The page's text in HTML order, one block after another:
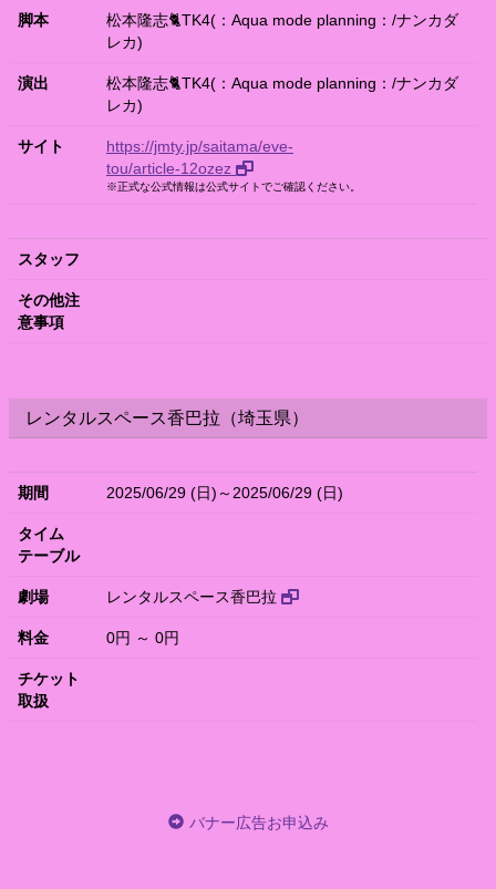
脚本
松本隆志🐈TK4(：Aqua mode planning：/ナンカダ
レカ)
演出
松本隆志🐈TK4(：Aqua mode planning：/ナンカダ
レカ)​
サイト
https://jmty.jp/saitama/eve-
tou/article-12ozez
※正式な公式情報は公式サイトでご確認ください。
スタッフ
その他注
意事項
レンタルスペース香巴拉（埼玉県）
期間 2025/06/29 (日)～2025/06/29 (日)
タイム
テーブル
劇場 レンタルスペース香巴拉
料金 0円 ～ 0円
チケット
取扱
バナー広告お申込み